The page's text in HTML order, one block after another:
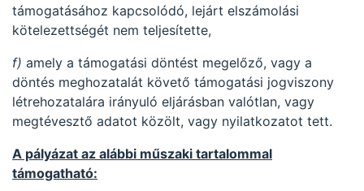
támogatásához kapcsolódó, lejárt elszámolási
kötelezettségét nem teljesítette,
f) amely a támogatási döntést megelőző, vagy a
döntés meghozatalát követő támogatási jogviszony
létrehozatalára irányuló eljárásban valótlan, vagy
megtévesztő adatot közölt, vagy nyilatkozatot tett.
A pályázat az alábbi műszaki tartalommal
támogatható: